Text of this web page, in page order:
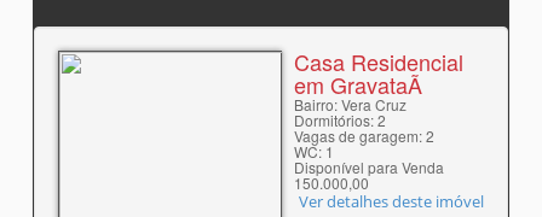
Casa Residencial
em GravataÃ­
Bairro: Vera Cruz
Dormitórios: 2
Vagas de garagem: 2
WC: 1
Disponível para Venda
150.000,00
Ver detalhes deste imóvel